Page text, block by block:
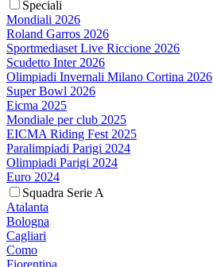
Speciali
Mondiali 2026
Roland Garros 2026
Sportmediaset Live Riccione 2026
Scudetto Inter 2026
Olimpiadi Invernali Milano Cortina 2026
Super Bowl 2026
Eicma 2025
Mondiale per club 2025
EICMA Riding Fest 2025
Paralimpiadi Parigi 2024
Olimpiadi Parigi 2024
Euro 2024
Squadra Serie A
Atalanta
Bologna
Cagliari
Como
Fiorentina